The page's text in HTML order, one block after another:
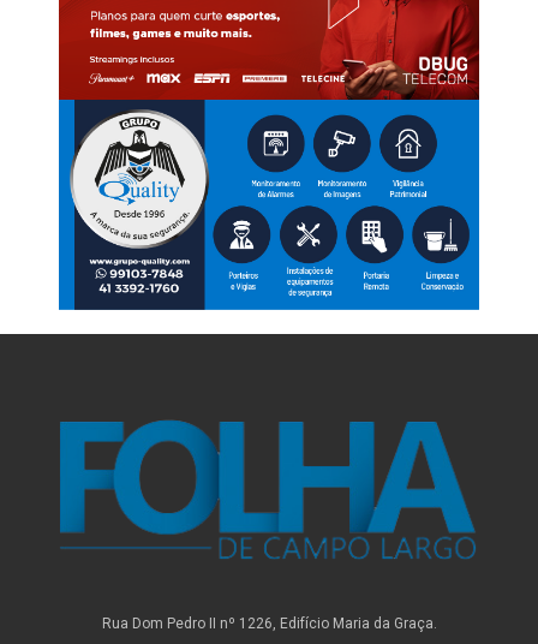
Rua Dom Pedro II nº 1226, Edifício Maria da Graça.